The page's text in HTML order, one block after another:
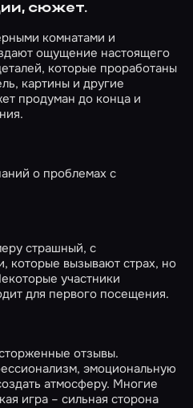
сюжет.
комнатами и
ощущение настоящего
которые проработаны
картины и другие
продуман до конца и
о проблемах с
страшный, с
которые вызывают страх, но
участники
для первого посещения.
отзывы.
эмоциональную
атмосферу. Многие
игра – сильная сторона